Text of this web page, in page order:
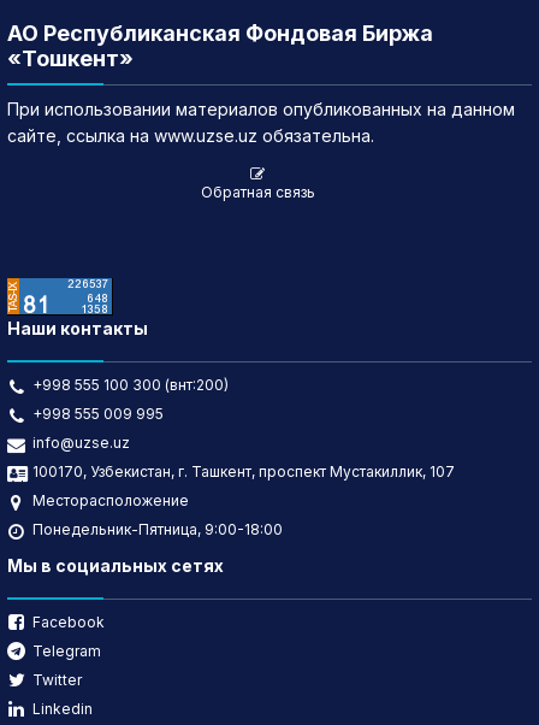
АО Республиканская Фондовая Биржа
«Тошкент»
При использовании материалов опубликованных на данном
сайте, ссылка на www.uzse.uz обязательна.
Обратная связь
Наши контакты
+998 555 100 300 (внт:200)
+998 555 009 995
info@uzse.uz
100170, Узбекистан, г. Ташкент, проспект Мустакиллик, 107
Месторасположение
Понедельник-Пятница, 9:00-18:00
Мы в социальных сетях
Facebook
Telegram
Twitter
Linkedin